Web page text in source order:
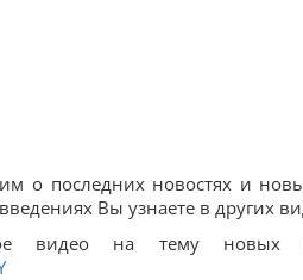
о последних новостях и
Вы узнаете в других
видео на тему новых